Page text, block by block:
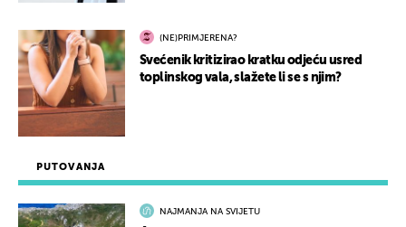
PUTOVANJA
NAJMANJA NA SVIJETU
(NE)PRIMJERENA?
Svećenik kritizirao kratku odjeću usred
toplinskog vala, slažete li se s njim?